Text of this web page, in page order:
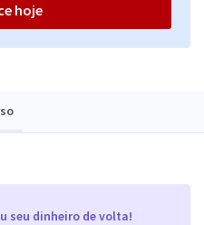
seu dinheiro de volta!
hoje